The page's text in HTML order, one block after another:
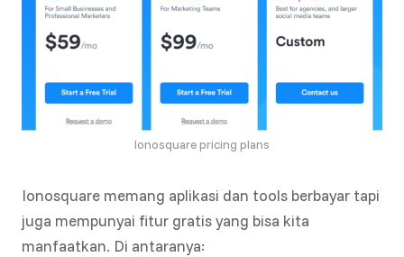
Ionosquare pricing plans
Ionosquare memang aplikasi dan tools berbayar tapi
juga mempunyai fitur gratis yang bisa kita
manfaatkan. Di antaranya: